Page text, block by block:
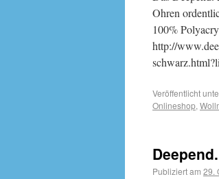
Ohren
100%
http://
Veröffentlicht
Onlineshop,
Publiziert am 29.